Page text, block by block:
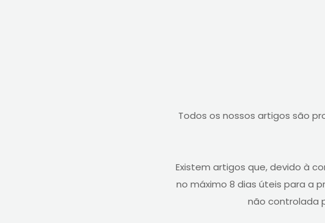
Todos os nossos artigos são
Existem artigos que, devido à
no máximo 8 dias úteis para a
não controlada